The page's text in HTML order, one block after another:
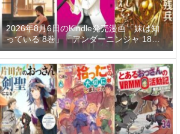
2026年8月6日のKindle発売漫画「妹は知
っている 8巻」「アンダーニンジャ 18
巻」「平成敗残兵すみれちゃん 11巻」な
ど